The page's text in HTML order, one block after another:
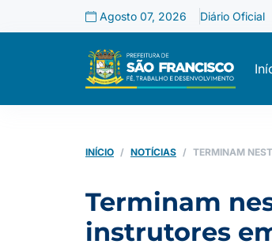
Agosto 07, 2026 Diário Oficial
INÍCIO NOTÍCIAS TERMINAM
Terminam
instrutores